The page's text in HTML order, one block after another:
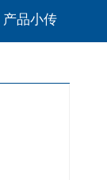
产品小传